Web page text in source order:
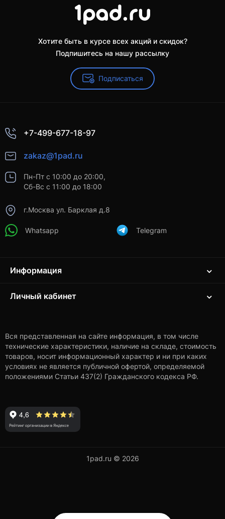
Хотите быть в курсе всех акций и скидок?
Подпишитесь на нашу рассылку
Подписаться
+7-499-677-18-97
zakaz@1pad.ru
Пн-Пт с 10:00 до 20:00,
Сб-Вс с 11:00 до 18:00
г.Москва ул. Барклая д.8
Whatsapp Telegram
Информация
Личный кабинет
Вся представленная на сайте информация, в том числе
технические характеристики, наличие на складе, стоимость
товаров, носит информационный характер и ни при каких
условиях не является публичной офертой, определяемой
положениями Статьи 437(2) Гражданского кодекса РФ.
1pad.ru © 2026